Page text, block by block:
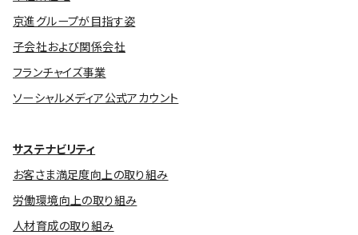
京進グループが目指す姿
子会社および関係会社
フランチャイズ事業
ソーシャルメディア公式アカウント
サステナビリティ
お客さま満足度向上の取り組み
労働環境向上の取り組み
人材育成の取り組み